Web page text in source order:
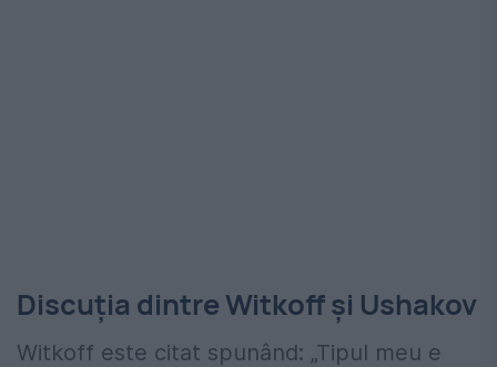
Discuția dintre Witkoff și Ushakov
Witkoff este citat spunând: „Tipul meu e